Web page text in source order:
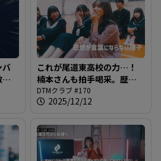
バ
これが尾道東高校の力…！
楠本さんも拍手喝采。歴史
的なピアノによるショパン
の演奏＠DTMクラブ #170
DTMクラブ #170
2025/12/12